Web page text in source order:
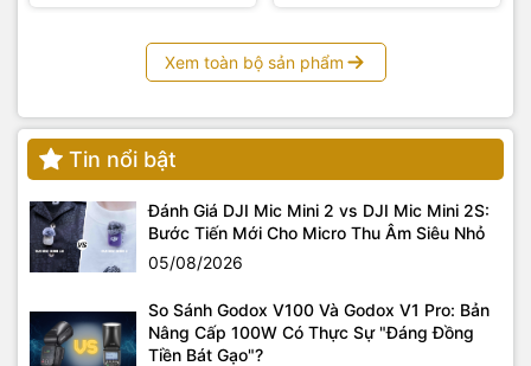
Xem toàn bộ sản phẩm
Tin nổi bật
Đánh Giá DJI Mic Mini 2 vs DJI Mic Mini 2S:
Bước Tiến Mới Cho Micro Thu Âm Siêu Nhỏ
05/08/2026
So Sánh Godox V100 Và Godox V1 Pro: Bản
Nâng Cấp 100W Có Thực Sự "Đáng Đồng
Tiền Bát Gạo"?